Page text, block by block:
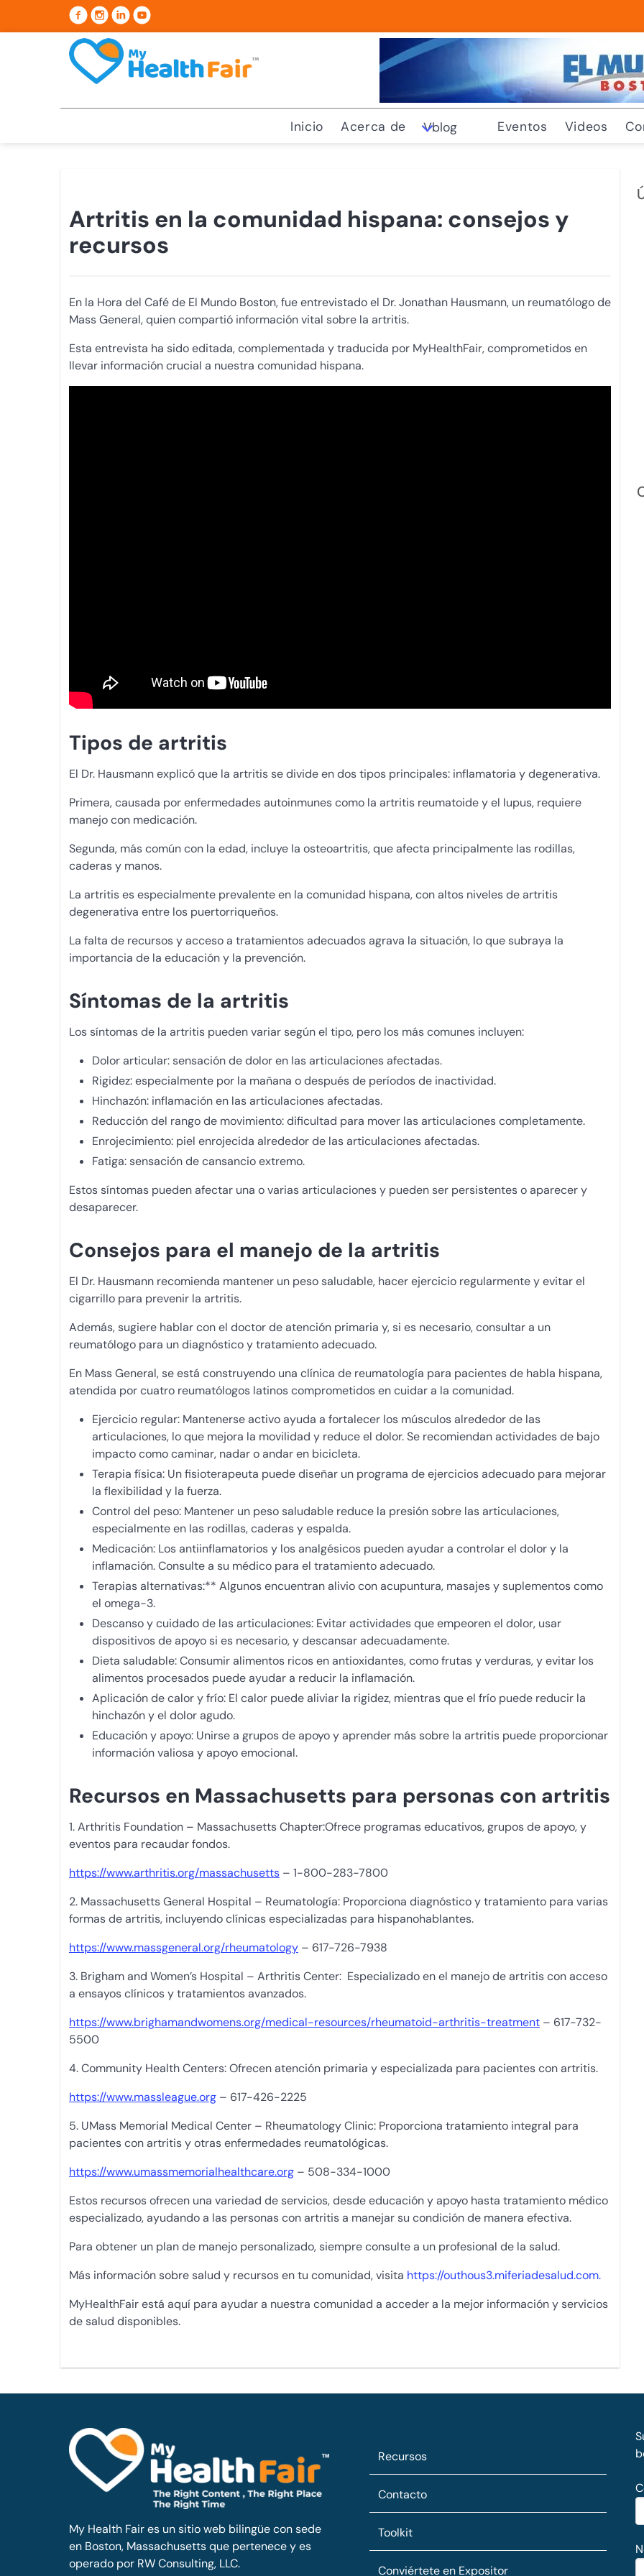
Inicio Acerca de Vblog Eventos Videos
Artritis en la comunidad hispana: consejos y
recursos
En la Hora del Café de El Mundo Boston, fue entrevistado el Dr. Jonathan Hausmann, un reumatólogo de
Mass General, quien compartió información vital sobre la artritis.
Esta entrevista ha sido editada, complementada y traducida por MyHealthFair, comprometidos en
llevar información crucial a nuestra comunidad hispana.
Tipos de artritis
El Dr. Hausmann explicó que la artritis se divide en dos tipos principales: inflamatoria y degenerativa.
Primera, causada por enfermedades autoinmunes como la artritis reumatoide y el lupus, requiere
manejo con medicación.
Segunda, más común con la edad, incluye la osteoartritis, que afecta principalmente las rodillas,
caderas y manos.
La artritis es especialmente prevalente en la comunidad hispana, con altos niveles de artritis
degenerativa entre los puertorriqueños.
La falta de recursos y acceso a tratamientos adecuados agrava la situación, lo que subraya la
importancia de la educación y la prevención.
Síntomas de la artritis
Los síntomas de la artritis pueden variar según el tipo, pero los más comunes incluyen:
Dolor articular: sensación de dolor en las articulaciones afectadas.
Rigidez: especialmente por la mañana o después de períodos de inactividad.
Hinchazón: inflamación en las articulaciones afectadas.
Reducción del rango de movimiento: dificultad para mover las articulaciones completamente.
Enrojecimiento: piel enrojecida alrededor de las articulaciones afectadas.
Fatiga: sensación de cansancio extremo.
Estos síntomas pueden afectar una o varias articulaciones y pueden ser persistentes o aparecer y
desaparecer.
Consejos para el manejo de la artritis
El Dr. Hausmann recomienda mantener un peso saludable, hacer ejercicio regularmente y evitar el
cigarrillo para prevenir la artritis.
Además, sugiere hablar con el doctor de atención primaria y, si es necesario, consultar a un
reumatólogo para un diagnóstico y tratamiento adecuado.
En Mass General, se está construyendo una clínica de reumatología para pacientes de habla hispana,
atendida por cuatro reumatólogos latinos comprometidos en cuidar a la comunidad.
Ejercicio regular: Mantenerse activo ayuda a fortalecer los músculos alrededor de las
articulaciones, lo que mejora la movilidad y reduce el dolor. Se recomiendan actividades de bajo
impacto como caminar, nadar o andar en bicicleta.
Terapia física: Un fisioterapeuta puede diseñar un programa de ejercicios adecuado para mejorar
la flexibilidad y la fuerza.
Control del peso: Mantener un peso saludable reduce la presión sobre las articulaciones,
especialmente en las rodillas, caderas y espalda.
Medicación: Los antiinflamatorios y los analgésicos pueden ayudar a controlar el dolor y la
inflamación. Consulte a su médico para el tratamiento adecuado.
Terapias alternativas:** Algunos encuentran alivio con acupuntura, masajes y suplementos como
el omega-3.
Descanso y cuidado de las articulaciones: Evitar actividades que empeoren el dolor, usar
dispositivos de apoyo si es necesario, y descansar adecuadamente.
Dieta saludable: Consumir alimentos ricos en antioxidantes, como frutas y verduras, y evitar los
alimentos procesados puede ayudar a reducir la inflamación.
Aplicación de calor y frío: El calor puede aliviar la rigidez, mientras que el frío puede reducir la
hinchazón y el dolor agudo.
Educación y apoyo: Unirse a grupos de apoyo y aprender más sobre la artritis puede proporcionar
información valiosa y apoyo emocional.
Recursos en Massachusetts para personas con artritis
1. Arthritis Foundation – Massachusetts Chapter:Ofrece programas educativos, grupos de apoyo, y
eventos para recaudar fondos.
https://www.arthritis.org/massachusetts – 1-800-283-7800
2. Massachusetts General Hospital – Reumatología: Proporciona diagnóstico y tratamiento para varias
formas de artritis, incluyendo clínicas especializadas para hispanohablantes.
https://www.massgeneral.org/rheumatology – 617-726-7938
3. Brigham and Women’s Hospital – Arthritis Center: Especializado en el manejo de artritis con acceso
a ensayos clínicos y tratamientos avanzados.
https://www.brighamandwomens.org/medical-resources/rheumatoid-arthritis-treatment – 617-732-
5500
4. Community Health Centers: Ofrecen atención primaria y especializada para pacientes con artritis.
https://www.massleague.org – 617-426-2225
5. UMass Memorial Medical Center – Rheumatology Clinic: Proporciona tratamiento integral para
pacientes con artritis y otras enfermedades reumatológicas.
https://www.umassmemorialhealthcare.org – 508-334-1000
Estos recursos ofrecen una variedad de servicios, desde educación y apoyo hasta tratamiento médico
especializado, ayudando a las personas con artritis a manejar su condición de manera efectiva.
Para obtener un plan de manejo personalizado, siempre consulte a un profesional de la salud.
Más información sobre salud y recursos en tu comunidad, visita https://outhous3.miferiadesalud.com.
MyHealthFair está aquí para ayudar a nuestra comunidad a acceder a la mejor información y servicios
de salud disponibles.
My Health Fair es un sitio web bilingüe con sede
en Boston, Massachusetts que pertenece y es
operado por RW Consulting, LLC.
Recursos
Contacto
Toolkit
Conviértete en Expositor